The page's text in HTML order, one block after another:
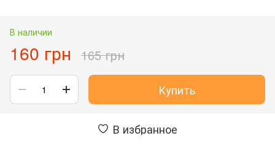
В наличии
160 грн 165 грн
Купить
В избранное